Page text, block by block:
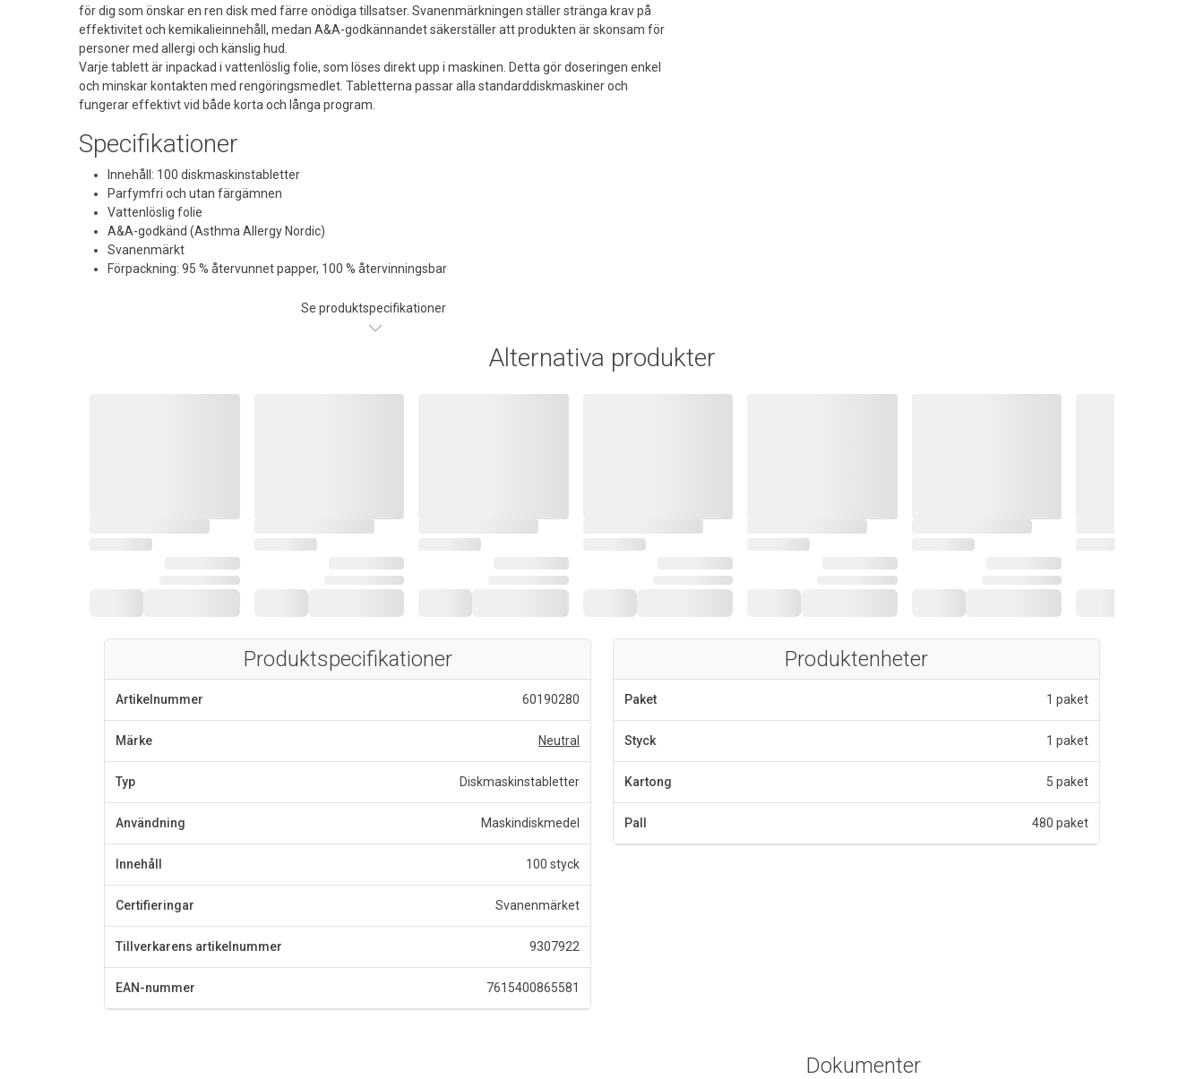
för dig som önskar en ren disk med färre onödiga tillsatser. Svanenmärkningen ställer stränga krav på
effektivitet och kemikalieinnehåll, medan A&A-godkännandet säkerställer att produkten är skonsam för
personer med allergi och känslig hud.
Varje tablett är inpackad i vattenlöslig folie, som löses direkt upp i maskinen. Detta gör doseringen enkel
och minskar kontakten med rengöringsmedlet. Tabletterna passar alla standarddiskmaskiner och
fungerar effektivt vid både korta och långa program.
Specifikationer
Innehåll: 100 diskmaskinstabletter
Parfymfri och utan färgämnen
Vattenlöslig folie
A&A-godkänd (Asthma Allergy Nordic)
Svanenmärkt
Förpackning: 95 % återvunnet papper, 100 % återvinningsbar
Se produktspecifikationer
Alternativa produkter
Produktspecifikationer
Artikelnummer 60190280
Märke Neutral
Typ Diskmaskinstabletter
Användning Maskindiskmedel
Innehåll 100 styck
Certifieringar Svanenmärket
Tillverkarens artikelnummer 9307922
EAN-nummer 7615400865581
Produktenheter
Paket 1 paket
Styck 1 paket
Kartong 5 paket
Pall 480 paket
Dokumenter